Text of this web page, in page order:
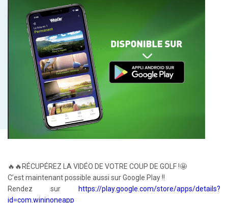
🔥🔥RÉCUPÉREZ LA VIDÉO DE VOTRE COUP DE GOLF !🤩
C’est maintenant possible aussi sur Google Play !!
Rendez sur
https://play.google.com/store/apps/details?
id=com.wininoneapp